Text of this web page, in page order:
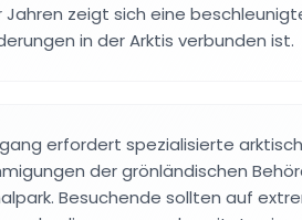
Jahren zeigt sich eine
in der Arktis verbunden ist.
erfordert spezialisierte
der grönländischen
Besuchende sollten auf